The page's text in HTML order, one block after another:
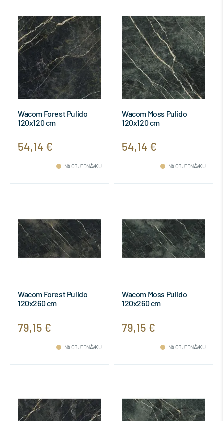
Wacom Forest Pulido
120x120 cm
54,14 €
NA OBJEDNÁVKU
Wacom Moss Pulido
120x120 cm
54,14 €
NA OBJEDNÁVKU
Wacom Forest Pulido
120x260 cm
79,15 €
NA OBJEDNÁVKU
Wacom Moss Pulido
120x260 cm
79,15 €
NA OBJEDNÁVKU